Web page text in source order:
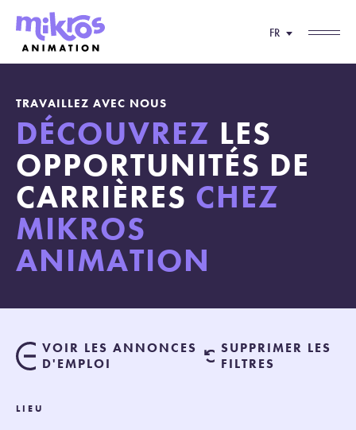
FR
TRAVAILLEZ AVEC NOUS
DÉCOUVREZ LES
OPPORTUNITÉS DE
CARRIÈRES CHEZ
MIKROS
ANIMATION
VOIR LES ANNONCES
D'EMPLOI
SUPPRIMER LES
FILTRES
LIEU